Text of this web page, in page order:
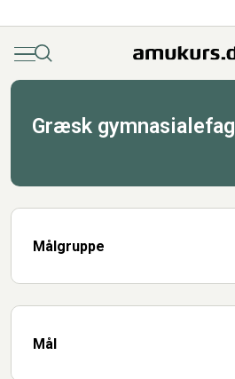
MenuSøg
Græsk gymnasialefag
Målgruppe
Mål